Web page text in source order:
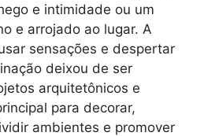
e intimidade ou um
e arrojado ao lugar. A
sensações e despertar
deixou de ser
arquitetônicos e
para decorar,
ambientes e promover